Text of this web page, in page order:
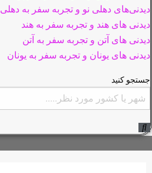
دیدنی‌های دهلی نو و تجربه سفر به دهلی
دیدنی های هند و تجربه سفر به هند
دیدنی های آتن و تجربه سفر به آتن
دیدنی های یونان و تجربه سفر به یونان
جستجو کنید